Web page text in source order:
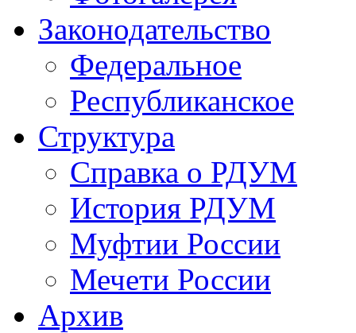
Законодательство
Федеральное
Республиканское
Структура
Справка о РДУМ
История РДУМ
Муфтии России
Мечети России
Архив